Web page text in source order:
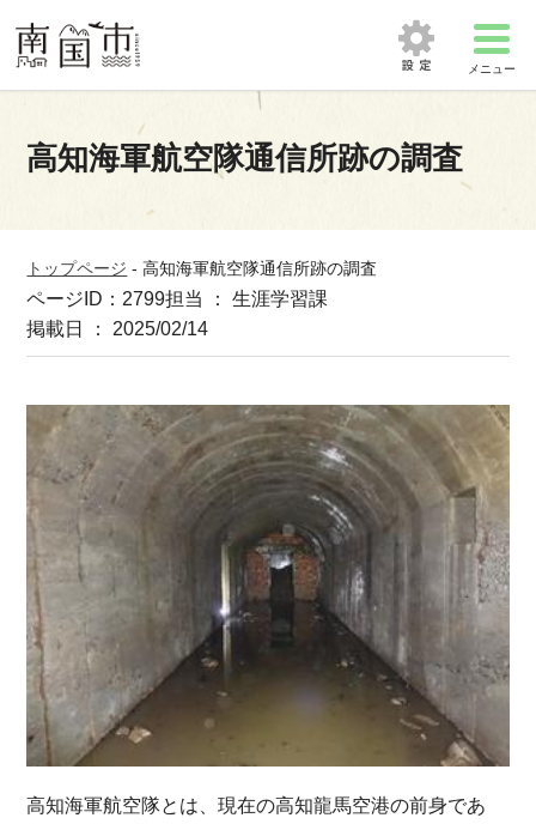
メニュー
高知海軍航空隊通信所跡の調査
トップページ -高知海軍航空隊通信所跡の調査
ページID：2799担当 ： 生涯学習課
掲載日 ： 2025/02/14
高知海軍航空隊とは、現在の高知龍馬空港の前身であ